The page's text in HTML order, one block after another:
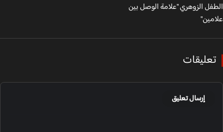
الزوهري "علامة الوصل بين
إرسال تعليق